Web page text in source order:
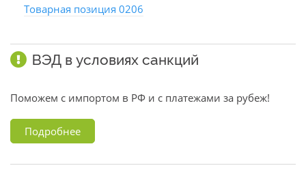
Товарная позиция 0206
ВЭД в условиях санкций
Поможем с импортом в РФ и с платежами за рубеж!
Подробнее